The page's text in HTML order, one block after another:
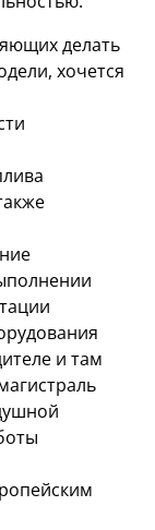
делать
хочется
и там